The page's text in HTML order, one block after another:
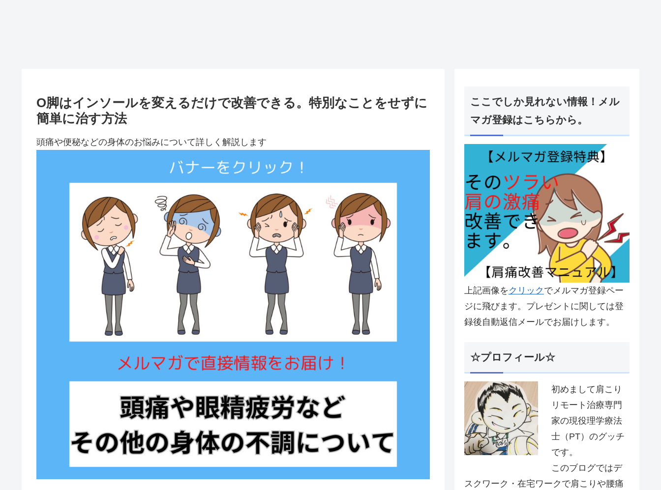
O脚はインソールを変えるだけで改善できる。特別なことをせずに
簡単に治す方法
頭痛や便秘などの身体のお悩みについて詳しく解説します
ここでしか見れない情報！メル
マガ登録はこちらから。
上記画像を クリック でメルマガ登録ペー
ジに飛びます。プレゼントに関しては登
録後自動返信メールでお届けします。
☆プロフィール☆
初めまして肩こり
リモート治療専門
家の現役理学療法
士（PT）のグッチ
です。
このブログではデ
スクワーク・在宅ワークで肩こりや腰痛